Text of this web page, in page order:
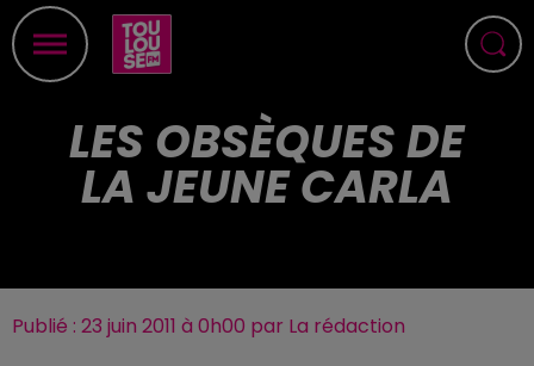
LES OBSÈQUES DE
LA JEUNE CARLA
Publié : 23 juin 2011 à 0h00 par La rédaction